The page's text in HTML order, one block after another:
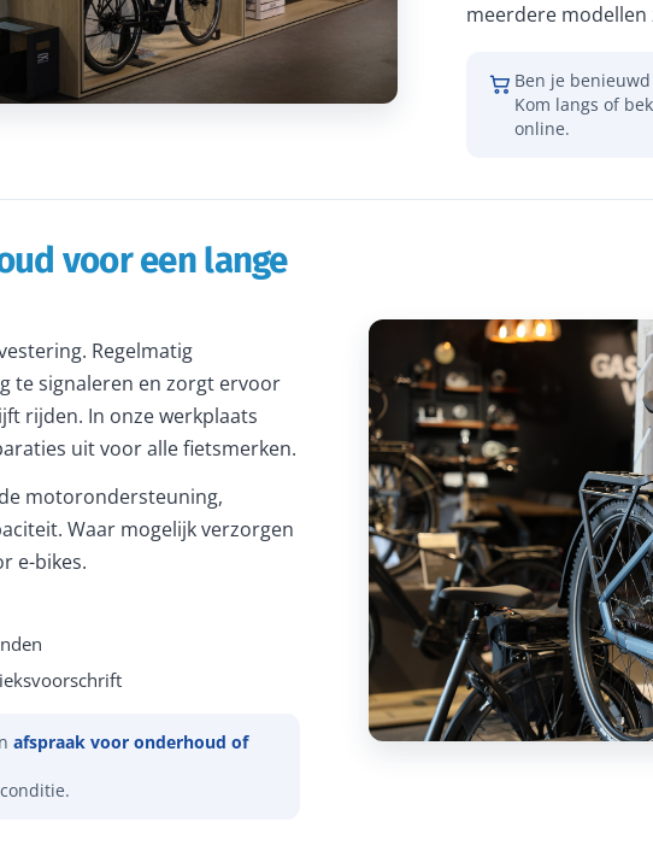
meerdere
Ben je
Kom langs of
online.
voor een lange
Regelmatig
te signaleren en zorgt ervoor
rijden. In onze werkplaats
uit voor alle fietsmerken.
motorondersteuning,
Waar mogelijk verzorgen
e-bikes.
afspraak voor onderhoud of